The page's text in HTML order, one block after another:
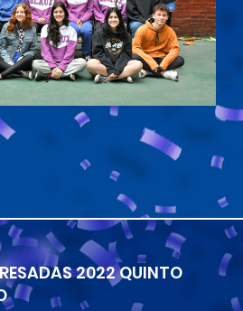
2022 QUINTO